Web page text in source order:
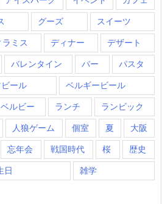
グーズ スイーツ
ラミス ディナー デザート
バレンタイン バー パスタ
ール ベルギービール
ベルビー ランチ ランビック
人狼ゲーム 個室 夏 大阪
忘年会 戦国時代 桜 歴史
日 雑学